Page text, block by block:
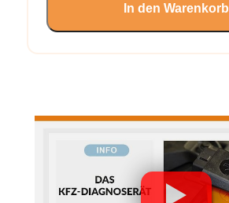
In den Warenkorb